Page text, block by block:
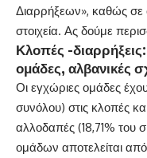
Διαρρήξεων», καθώς σε
στοιχεία. Ας δούμε
Κλοπές -
ομάδες, αλβανικές
Οι εγχώριες ομάδες
συνόλου) στις κλοπές
αλλοδαπές (18,71% του
ομάδων αποτελείται